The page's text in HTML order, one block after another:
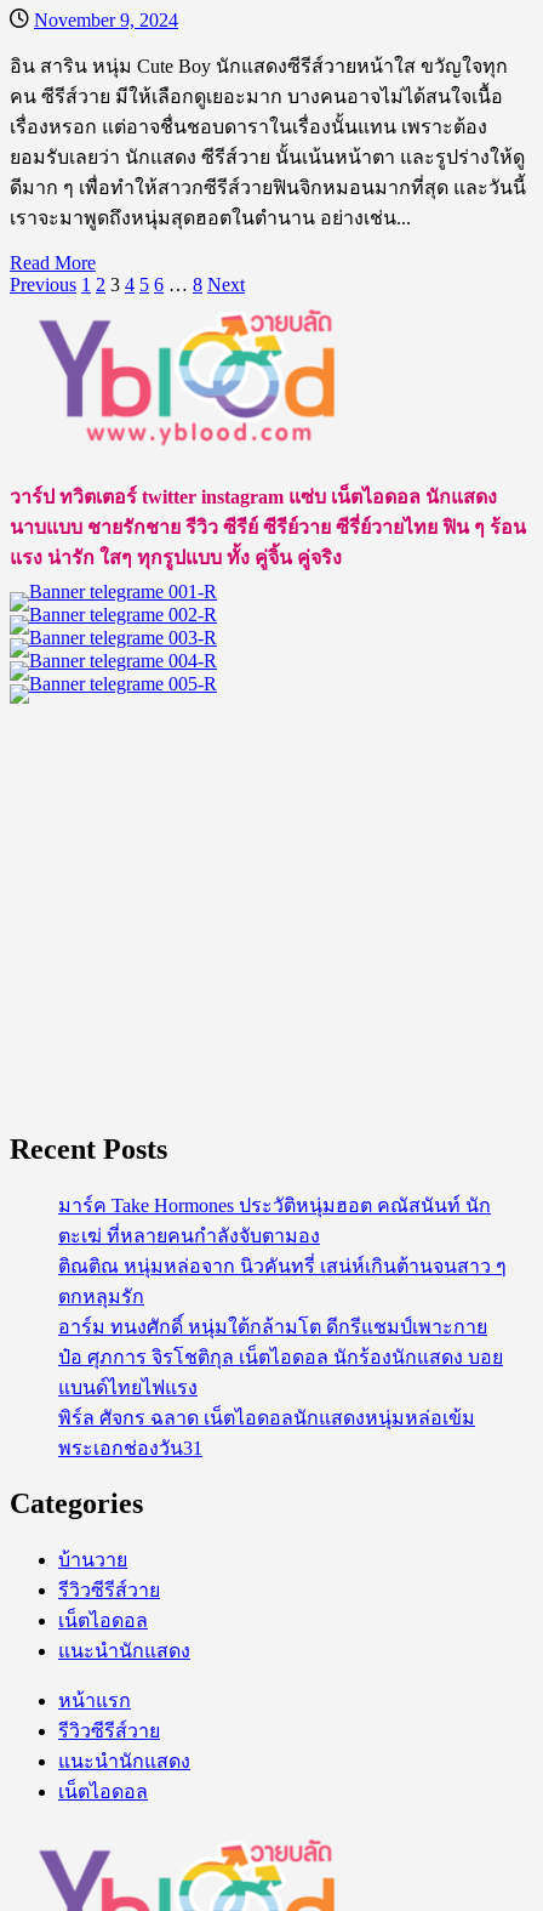
ตี๋
ได้ใจ
ทุก
วัย
November 9, 2024
อิน สาริน หนุ่ม Cute Boy นักแสดงซีรีส์วายหน้าใส ขวัญใจทุก
คน ซีรีส์วาย มีให้เลือกดูเยอะมาก บางคนอาจไม่ได้สนใจเนื้อ
เรื่องหรอก แต่อาจชื่นชอบดาราในเรื่องนั้นแทน เพราะต้อง
ยอมรับเลยว่า นักแสดง ซีรีส์วาย นั้นเน้นหน้าตา และรูปร่างให้ดู
ดีมาก ๆ เพื่อทำให้สาวกซีรีส์วายฟินจิกหมอนมากที่สุด และวันนี้
เราจะมาพูดถึงหนุ่มสุดฮอตในตำนาน อย่างเช่น...
Read MoreRead
more
เปิด
วาร์
อิน
หนุ่ม
Cute
Boy
นัก
แสดง
ซี
รีส์
Posts
pagination
Previous 1 2 3 4 5 6 … 8 Next
วาร์ป ทวิตเตอร์ twitter instagram แซ่บ เน็ตไอดอล นักแสดง
นาบแบบ ชายรักชาย รีวิว ซีรีย์ ซีรีย์วาย ซีรี่ย์วายไทย ฟิน ๆ ร้อน
แรง น่ารัก ใสๆ ทุกรูปแบบ ทั้ง คู่จิ้น คู่จริง
Recent Posts
มาร์ค Take Hormones ประวัติหนุ่มฮอต คณัสนันท์ นัก
ตะเฆ่ ที่หลายคนกำลังจับตามอง
ติณติณ หนุ่มหล่อจาก นิวคันทรี่ เสน่ห์เกินต้านจนสาว ๆ
ตกหลุมรัก
อาร์ม ทนงศักดิ์ หนุ่มใต้กล้ามโต ดีกรีแชมป์เพาะกาย
ป๋อ ศุภการ จิรโชติกุล เน็ตไอดอล นักร้องนักแสดง บอย
แบนด์ไทยไฟแรง
พิร์ล ศัจกร ฉลาด เน็ตไอดอลนักแสดงหนุ่มหล่อเข้ม
พระเอกช่องวัน31
Categories
บ้านวาย
รีวิวซีรีส์วาย
เน็ตไอดอล
แนะนำนักแสดง
หน้าแรก
รีวิวซีรีส์วาย
แนะนำนักแสดง
เน็ตไอดอล